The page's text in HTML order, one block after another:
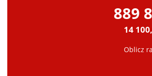
889
14
Oblicz